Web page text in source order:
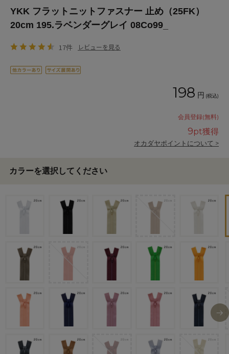
YKK フラットニットファスナー 止め（25FK）
20cm 195.ラベンダーグレイ 08Co99_
17件 レビューを見る
198 円 (税込)
会員登録(無料)
9pt獲得
オカダヤポイントについて >
カラーを選択してください